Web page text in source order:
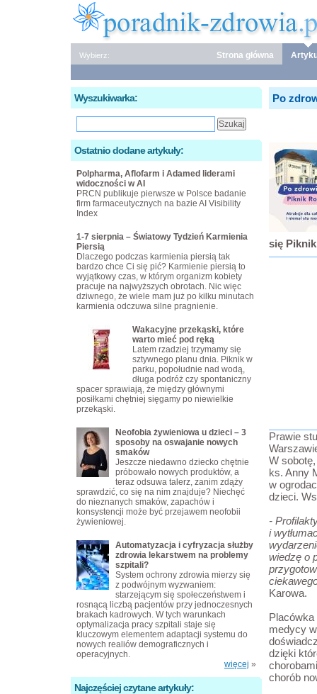
Wybierz: Strona główna
Po
się
Prawie
W
ks. Anny
w
dzieci.
-
i
wiedzę o
Karowa.
Placówka
medycy
dzięki
chorób
Wyszukiwarka:
Ostatnio dodane artykuły:
Polpharma, Aflofarm i Adamed liderami
widoczności w AI
PRCN publikuje pierwsze w Polsce badanie
firm farmaceutycznych na bazie AI Visibility
Index
1-7 sierpnia – Światowy Tydzień Karmienia
Piersią
Dlaczego podczas karmienia piersią tak
bardzo chce Ci się pić? Karmienie piersią to
wyjątkowy czas, w którym organizm kobiety
pracuje na najwyższych obrotach. Nic więc
dziwnego, że wiele mam już po kilku minutach
karmienia odczuwa silne pragnienie.
Wakacyjne przekąski, które
warto mieć pod ręką
Latem rzadziej trzymamy się
sztywnego planu dnia. Piknik w
parku, popołudnie nad wodą,
długa podróż czy spontaniczny
spacer sprawiają, że między głównymi
posiłkami chętniej sięgamy po niewielkie
przekąski.
Neofobia żywieniowa u dzieci – 3
sposoby na oswajanie nowych
smaków
Jeszcze niedawno dziecko chętnie
próbowało nowych produktów, a
teraz odsuwa talerz, zanim zdąży
sprawdzić, co się na nim znajduje? Niechęć
do nieznanych smaków, zapachów i
konsystencji może być przejawem neofobii
żywieniowej.
Automatyzacja i cyfryzacja służby
zdrowia lekarstwem na problemy
szpitali?
System ochrony zdrowia mierzy się
z podwójnym wyzwaniem:
starzejącym się społeczeństwem i
rosnącą liczbą pacjentów przy jednoczesnych
brakach kadrowych. W tych warunkach
optymalizacja pracy szpitali staje się
kluczowym elementem adaptacji systemu do
nowych realiów demograficznych i
operacyjnych.
więcej »
Najczęściej czytane artykuły: